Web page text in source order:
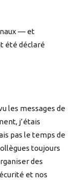
— et
été déclaré
les messages de
j’étais
pas le temps de
toujours
des
et nos